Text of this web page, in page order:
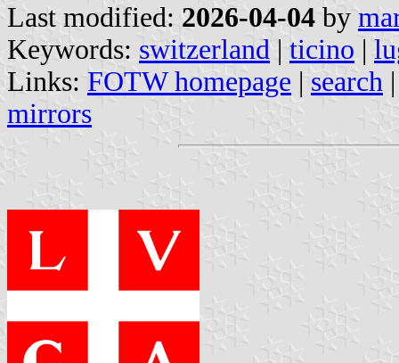
Last modified: 2026-04-04 by
Keywords: switzerland | ticino |
Links: FOTW homepage | search
mirrors